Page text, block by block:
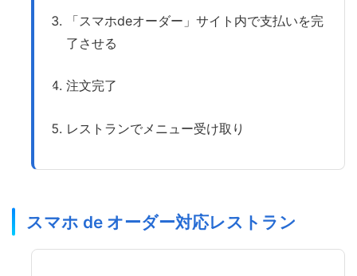
「スマホdeオーダー」サイト内で支払いを完
了させる
注文完了
レストランでメニュー受け取り
スマホ de オーダー対応レストラン